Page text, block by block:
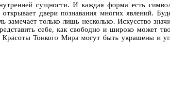
сущности. И каждая форма есть
двери познавания многих явлений.
только лишь несколько. Искусство
себе, как свободно и широко может
Тонкого Мира могут быть украшены и